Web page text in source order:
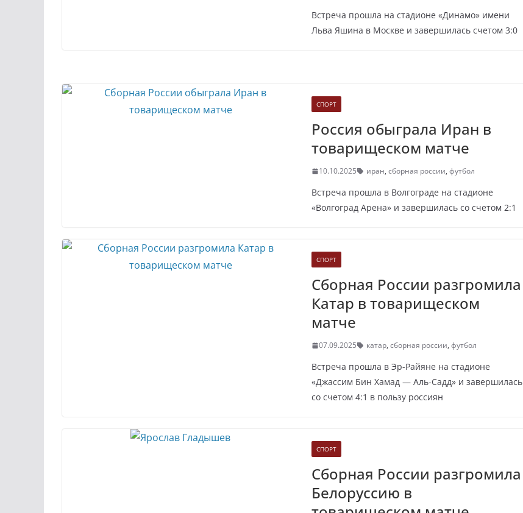
Встреча прошла на стадионе «Динамо» имени
Льва Яшина в Москве и завершилась счетом 3:0
СПОРТ
Россия обыграла Иран в
товарищеском матче
10.10.2025 иран, сборная россии, футбол
Встреча прошла в Волгограде на стадионе
«Волгоград Арена» и завершилась со счетом 2:1
СПОРТ
Сборная России разгромила
Катар в товарищеском
матче
07.09.2025 катар, сборная россии, футбол
Встреча прошла в Эр-Райяне на стадионе
«Джассим Бин Хамад — Аль-Садд» и завершилась
со счетом 4:1 в пользу россиян
СПОРТ
Сборная России разгромила
Белоруссию в